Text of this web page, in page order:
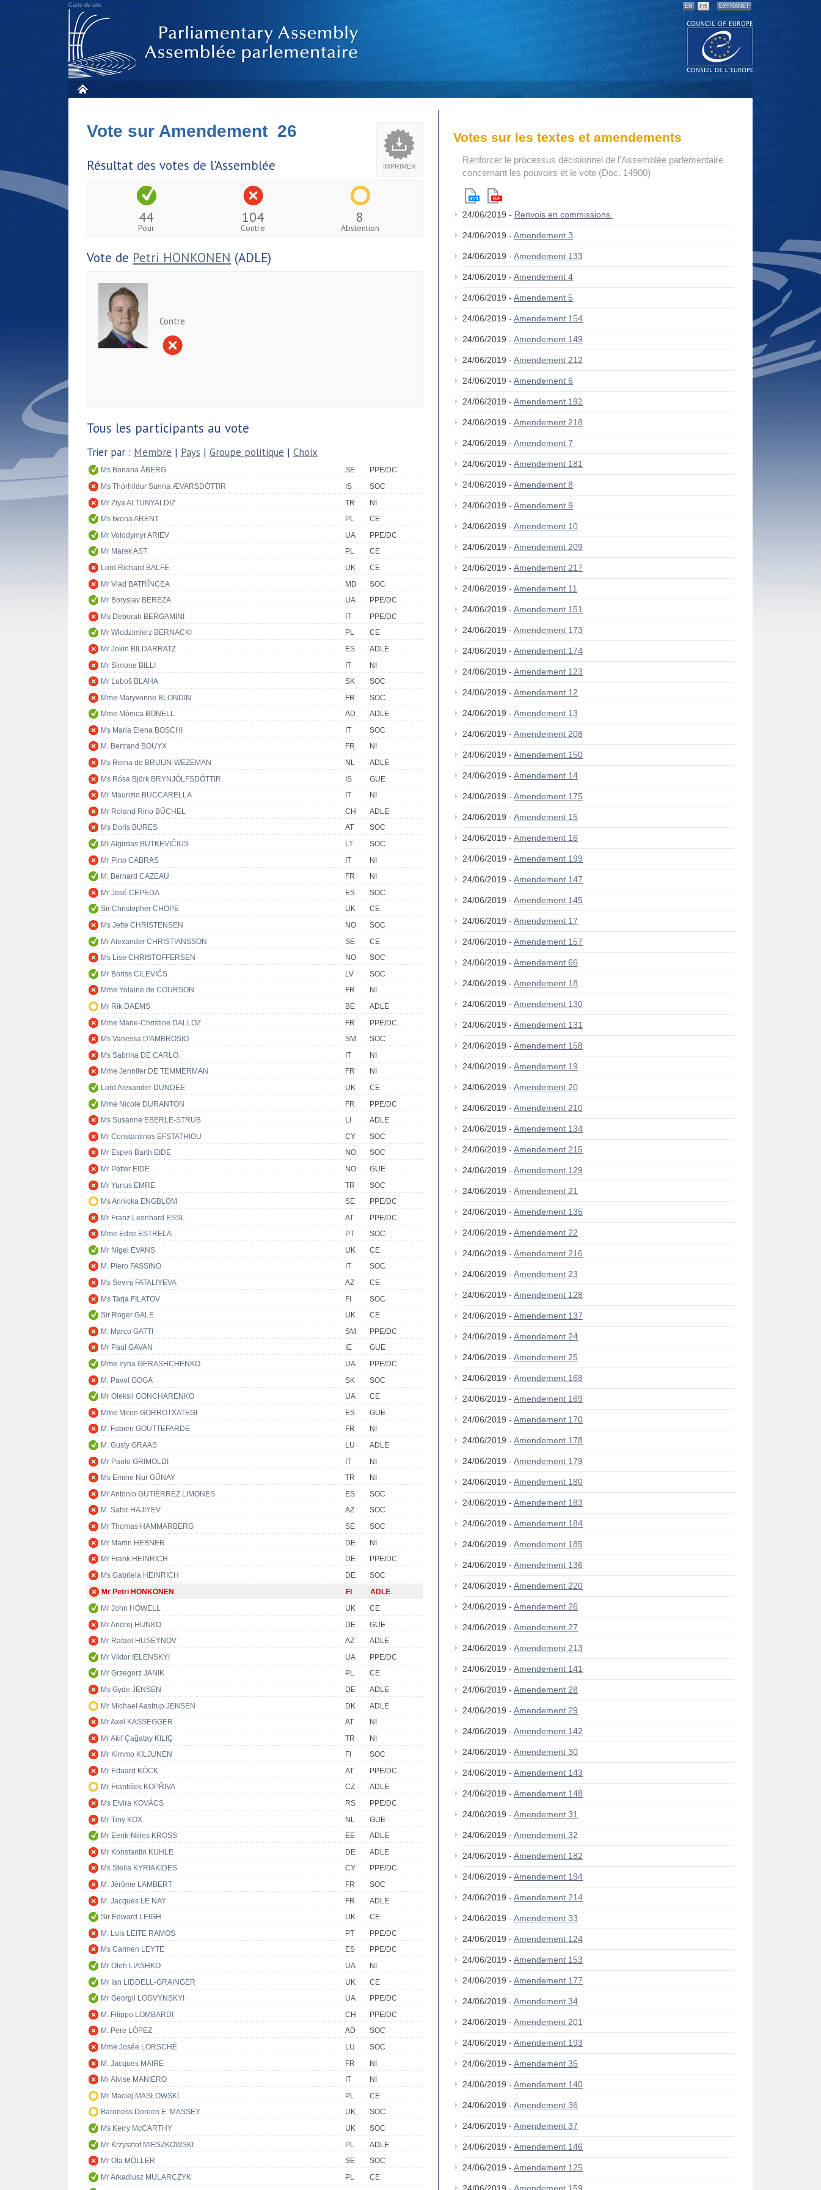
Carte du site EN FR EXTRANET
IMPRIMER
Vote sur Amendement 26
Résultat des votes de l'Assemblée
44
Pour
104
Contre
8
Abstention
Vote de Petri HONKONEN (ADLE)
Contre
Tous les participants au vote
Trier par : Membre | Pays | Groupe politique | Choix
Ms Boriana ÅBERG SE
PPE/DC
Ms Thórhildur Sunna ÆVARSDÓTTIR
IS
SOC
Mr Ziya ALTUNYALDIZ
TR
NI
Ms Iwona ARENT
PL
CE
Mr Volodymyr ARIEV
UA
PPE/DC
Mr Marek AST
PL
CE
Lord Richard BALFE
UK
CE
Mr Vlad BATRÎNCEA
MD
SOC
Mr Boryslav BEREZA
UA
PPE/DC
Ms Deborah BERGAMINI
IT
PPE/DC
Mr Włodzimierz BERNACKI
PL
CE
Mr Jokin BILDARRATZ
ES
ADLE
Mr Simone BILLI
IT
NI
Mr Ľuboš BLAHA
SK
SOC
Mme Maryvonne BLONDIN
FR
SOC
Mme Mònica BONELL
AD
ADLE
Ms Maria Elena BOSCHI
IT
SOC
M. Bertrand BOUYX
FR
NI
Ms Reina de BRUIJN-WEZEMAN
NL
ADLE
Ms Rósa Björk BRYNJÓLFSDÓTTIR
IS
GUE
Mr Maurizio BUCCARELLA
IT
NI
Mr Roland Rino BÜCHEL
CH
ADLE
Ms Doris BURES
AT
SOC
Mr Algirdas BUTKEVIČIUS
LT
SOC
Mr Pino CABRAS
IT
NI
M. Bernard CAZEAU
FR
NI
Mr José CEPEDA
ES
SOC
Sir Christopher CHOPE
UK
CE
Ms Jette CHRISTENSEN
NO
SOC
Mr Alexander CHRISTIANSSON
SE
CE
Ms Lise CHRISTOFFERSEN
NO
SOC
Mr Boriss CILEVIČS
LV
SOC
Mme Yolaine de COURSON
FR
NI
Mr Rik DAEMS
BE
ADLE
Mme Marie-Christine DALLOZ
FR
PPE/DC
Ms Vanessa D'AMBROSIO
SM
SOC
Ms Sabrina DE CARLO
IT
NI
Mme Jennifer DE TEMMERMAN
FR
NI
Lord Alexander DUNDEE
UK
CE
Mme Nicole DURANTON
FR
PPE/DC
Ms Susanne EBERLE-STRUB
LI
ADLE
Mr Constantinos EFSTATHIOU
CY
SOC
Mr Espen Barth EIDE
NO
SOC
Mr Petter EIDE
NO
GUE
Mr Yunus EMRE
TR
SOC
Ms Annicka ENGBLOM
SE
PPE/DC
Mr Franz Leonhard ESSL
AT
PPE/DC
Mme Edite ESTRELA
PT
SOC
Mr Nigel EVANS
UK
CE
M. Piero FASSINO
IT
SOC
Ms Sevinj FATALIYEVA
AZ
CE
Ms Tarja FILATOV
FI
SOC
Sir Roger GALE
UK
CE
M. Marco GATTI
SM
PPE/DC
Mr Paul GAVAN
IE
GUE
Mme Iryna GERASHCHENKO
UA
PPE/DC
M. Pavol GOGA
SK
SOC
Mr Oleksii GONCHARENKO
UA
CE
Mme Miren GORROTXATEGI
ES
GUE
M. Fabien GOUTTEFARDE
FR
NI
M. Gusty GRAAS
LU
ADLE
Mr Paolo GRIMOLDI
IT
NI
Ms Emine Nur GÜNAY
TR
NI
Mr Antonio GUTIÉRREZ LIMONES
ES
SOC
M. Sabir HAJIYEV
AZ
SOC
Mr Thomas HAMMARBERG
SE
SOC
Mr Martin HEBNER
DE
NI
Mr Frank HEINRICH
DE
PPE/DC
Ms Gabriela HEINRICH
DE
SOC
Mr Petri HONKONEN
FI
ADLE
Mr John HOWELL
UK
CE
Mr Andrej HUNKO
DE
GUE
Mr Rafael HUSEYNOV
AZ
ADLE
Mr Viktor IELENSKYI
UA
PPE/DC
Mr Grzegorz JANIK
PL
CE
Ms Gyde JENSEN
DE
ADLE
Mr Michael Aastrup JENSEN
DK
ADLE
Mr Axel KASSEGGER
AT
NI
Mr Akif Çağatay KILIÇ
TR
NI
Mr Kimmo KILJUNEN
FI
SOC
Mr Eduard KÖCK
AT
PPE/DC
Mr František KOPŘIVA
CZ
ADLE
Ms Elvira KOVÁCS
RS
PPE/DC
Mr Tiny KOX
NL
GUE
Mr Eerik-Niiles KROSS
EE
ADLE
Mr Konstantin KUHLE
DE
ADLE
Ms Stella KYRIAKIDES
CY
PPE/DC
M. Jérôme LAMBERT
FR
SOC
M. Jacques LE NAY
FR
ADLE
Sir Edward LEIGH
UK
CE
M. Luís LEITE RAMOS
PT
PPE/DC
Ms Carmen LEYTE
ES
PPE/DC
Mr Oleh LIASHKO
UA
NI
Mr Ian LIDDELL-GRAINGER
UK
CE
Mr Georgii LOGVYNSKYI
UA
PPE/DC
M. Filippo LOMBARDI
CH
PPE/DC
M. Pere LÓPEZ
AD
SOC
Mme Josée LORSCHÉ
LU
SOC
M. Jacques MAIRE
FR
NI
Mr Alvise MANIERO
IT
NI
Mr Maciej MASŁOWSKI
PL
CE
Baroness Doreen E. MASSEY
UK
SOC
Ms Kerry McCARTHY
UK
SOC
Mr Krzysztof MIESZKOWSKI
PL
ADLE
Mr Ola MÖLLER
SE
SOC
Mr Arkadiusz MULARCZYK
PL
CE
Votes sur les textes et amendements
Renforcer le processus décisionnel de l'Assemblée parlementaire
concernant les pouvoirs et le vote (Doc. 14900)
24/06/2019 - Renvois en commissions
24/06/2019 - Amendement 3
24/06/2019 - Amendement 133
24/06/2019 - Amendement 4
24/06/2019 - Amendement 5
24/06/2019 - Amendement 154
24/06/2019 - Amendement 149
24/06/2019 - Amendement 212
24/06/2019 - Amendement 6
24/06/2019 - Amendement 192
24/06/2019 - Amendement 218
24/06/2019 - Amendement 7
24/06/2019 - Amendement 181
24/06/2019 - Amendement 8
24/06/2019 - Amendement 9
24/06/2019 - Amendement 10
24/06/2019 - Amendement 209
24/06/2019 - Amendement 217
24/06/2019 - Amendement 11
24/06/2019 - Amendement 151
24/06/2019 - Amendement 173
24/06/2019 - Amendement 174
24/06/2019 - Amendement 123
24/06/2019 - Amendement 12
24/06/2019 - Amendement 13
24/06/2019 - Amendement 208
24/06/2019 - Amendement 150
24/06/2019 - Amendement 14
24/06/2019 - Amendement 175
24/06/2019 - Amendement 15
24/06/2019 - Amendement 16
24/06/2019 - Amendement 199
24/06/2019 - Amendement 147
24/06/2019 - Amendement 145
24/06/2019 - Amendement 17
24/06/2019 - Amendement 157
24/06/2019 - Amendement 66
24/06/2019 - Amendement 18
24/06/2019 - Amendement 130
24/06/2019 - Amendement 131
24/06/2019 - Amendement 158
24/06/2019 - Amendement 19
24/06/2019 - Amendement 20
24/06/2019 - Amendement 210
24/06/2019 - Amendement 134
24/06/2019 - Amendement 215
24/06/2019 - Amendement 129
24/06/2019 - Amendement 21
24/06/2019 - Amendement 135
24/06/2019 - Amendement 22
24/06/2019 - Amendement 216
24/06/2019 - Amendement 23
24/06/2019 - Amendement 128
24/06/2019 - Amendement 137
24/06/2019 - Amendement 24
24/06/2019 - Amendement 25
24/06/2019 - Amendement 168
24/06/2019 - Amendement 169
24/06/2019 - Amendement 170
24/06/2019 - Amendement 178
24/06/2019 - Amendement 179
24/06/2019 - Amendement 180
24/06/2019 - Amendement 183
24/06/2019 - Amendement 184
24/06/2019 - Amendement 185
24/06/2019 - Amendement 136
24/06/2019 - Amendement 220
24/06/2019 - Amendement 26
24/06/2019 - Amendement 27
24/06/2019 - Amendement 213
24/06/2019 - Amendement 141
24/06/2019 - Amendement 28
24/06/2019 - Amendement 29
24/06/2019 - Amendement 142
24/06/2019 - Amendement 30
24/06/2019 - Amendement 143
24/06/2019 - Amendement 148
24/06/2019 - Amendement 31
24/06/2019 - Amendement 32
24/06/2019 - Amendement 182
24/06/2019 - Amendement 194
24/06/2019 - Amendement 214
24/06/2019 - Amendement 33
24/06/2019 - Amendement 124
24/06/2019 - Amendement 153
24/06/2019 - Amendement 177
24/06/2019 - Amendement 34
24/06/2019 - Amendement 201
24/06/2019 - Amendement 193
24/06/2019 - Amendement 35
24/06/2019 - Amendement 140
24/06/2019 - Amendement 36
24/06/2019 - Amendement 37
24/06/2019 - Amendement 146
24/06/2019 - Amendement 125